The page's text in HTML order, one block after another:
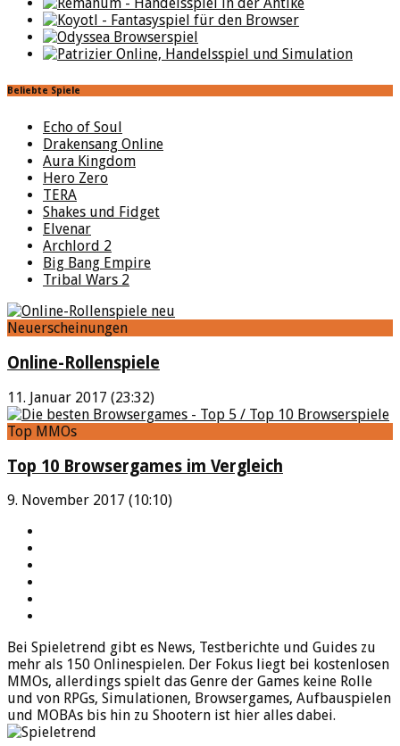
Beliebte Spiele
Echo of Soul
Drakensang Online
Aura Kingdom
Hero Zero
TERA
Shakes und Fidget
Elvenar
Archlord 2
Big Bang Empire
Tribal Wars 2
Neuerscheinungen
Online-Rollenspiele
11. Januar 2017 (23:32)
Top MMOs
Top 10 Browsergames im Vergleich
9. November 2017 (10:10)
Bei Spieletrend gibt es News, Testberichte und Guides zu
mehr als 150 Onlinespielen. Der Fokus liegt bei kostenlosen
MMOs, allerdings spielt das Genre der Games keine Rolle
und von RPGs, Simulationen, Browsergames, Aufbauspielen
und MOBAs bis hin zu Shootern ist hier alles dabei.